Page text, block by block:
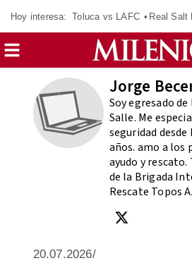
Hoy interesa: Toluca vs LAFC Real Salt
Jorge
Soy egresado
Salle. Me
seguridad desde
años. amo a los
ayudo y
de la Brigada
Rescate Topos
20.07.2026/